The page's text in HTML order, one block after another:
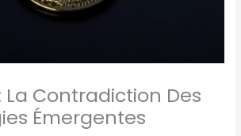
La Contradiction Des
Émergentes